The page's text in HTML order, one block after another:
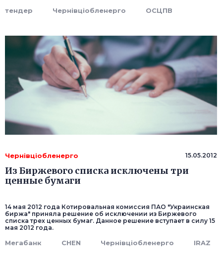
тендер Чернівціобленерго ОСЦПВ
Чернівціобленерго 15.05.2012
Из Биржевого списка исключены три
ценные бумаги
14 мая 2012 года Котировальная комиссия ПАО "Украинская
биржа" приняла решение об исключении из Биржевого
списка трех ценных бумаг. Данное решение вступает в силу 15
мая 2012 года.
Мегабанк CHEN Чернівціобленерго IRAZ